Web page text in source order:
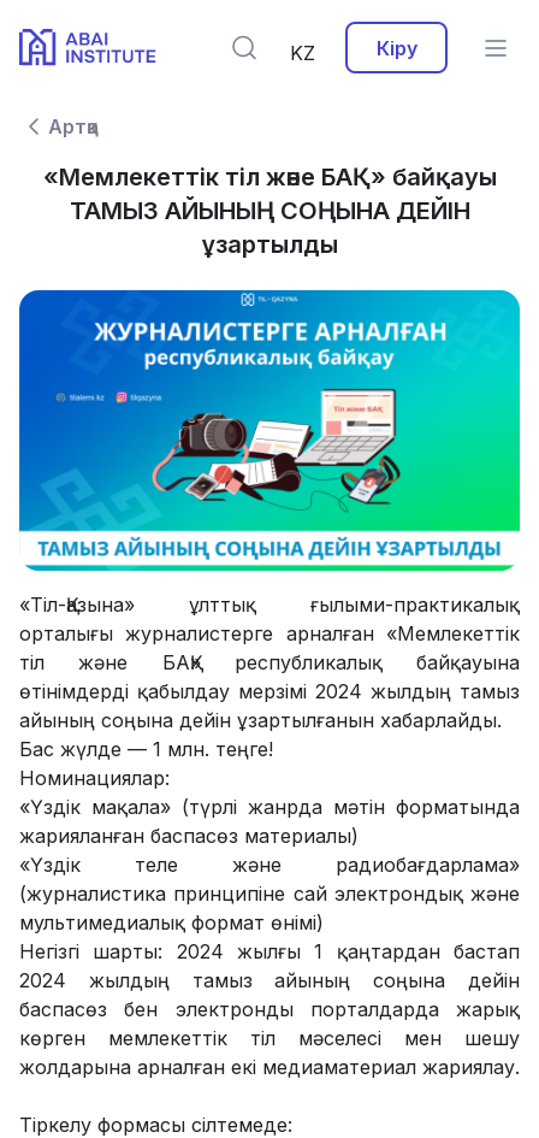
KZ Кіру
Артқа
«Мемлекеттік тіл және БАҚ» байқауы
ТАМЫЗ АЙЫНЫҢ СОҢЫНА ДЕЙІН
ұзартылды
«Тіл-Қазына» ұлттық ғылыми-практикалық
орталығы журналистерге арналған «Мемлекеттік
тіл және БАҚ» республикалық байқауына
өтінімдерді қабылдау мерзімі 2024 жылдың тамыз
айының соңына дейін ұзартылғанын хабарлайды.
Бас жүлде — 1 млн. теңге!
Номинациялар:
«Үздік мақала» (түрлі жанрда мәтін форматында
жарияланған баспасөз материалы)
«Үздік теле және радиобағдарлама»
(журналистика принципіне сай электрондық және
мультимедиалық формат өнімі)
Негізгі шарты: 2024 жылғы 1 қаңтардан бастап
2024 жылдың тамыз айының соңына дейін
баспасөз бен электронды порталдарда жарық
көрген мемлекеттік тіл мәселесі мен шешу
жолдарына арналған екі медиаматериал жариялау.
Тіркелу формасы сілтемеде: